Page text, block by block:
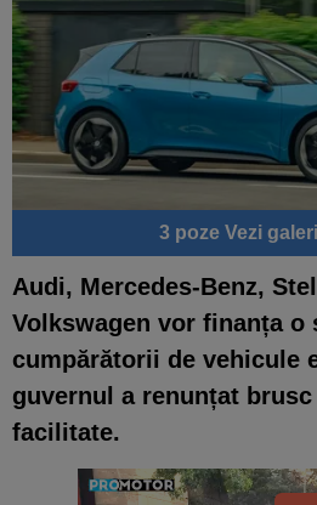
3 poze Vezi
Audi, Mercedes-Benz,
Volkswagen vor finanța o
cumpărătorii de vehicule
guvernul a renunțat brusc
facilitate.